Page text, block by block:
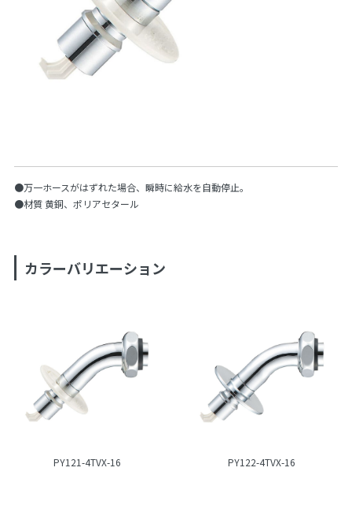
●万一ホースがはずれた場合、瞬時に給水を自動停止。
●材質 黄銅、ポリアセタール
カラーバリエーション
PY121-4TVX-16 PY122-4TVX-16